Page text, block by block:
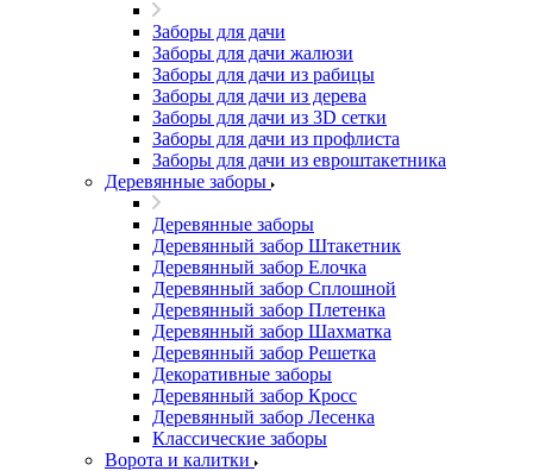
Заборы для дачи
Заборы для дачи жалюзи
Заборы для дачи из рабицы
Заборы для дачи из дерева
Заборы для дачи из 3D сетки
Заборы для дачи из профлиста
Заборы для дачи из евроштакетника
Деревянные заборы
Деревянные заборы
Деревянный забор Штакетник
Деревянный забор Елочка
Деревянный забор Сплошной
Деревянный забор Плетенка
Деревянный забор Шахматка
Деревянный забор Решетка
Декоративные заборы
Деревянный забор Кросс
Деревянный забор Лесенка
Классические заборы
Ворота и калитки